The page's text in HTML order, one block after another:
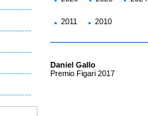
2011 2010
Daniel Gallo
Premio Figari 2017